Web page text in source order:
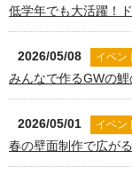
低学年でも大活躍！
2026/05/08 イベン
みんなで作るGWの鯉
2026/05/01 イベン
春の壁面制作で広が